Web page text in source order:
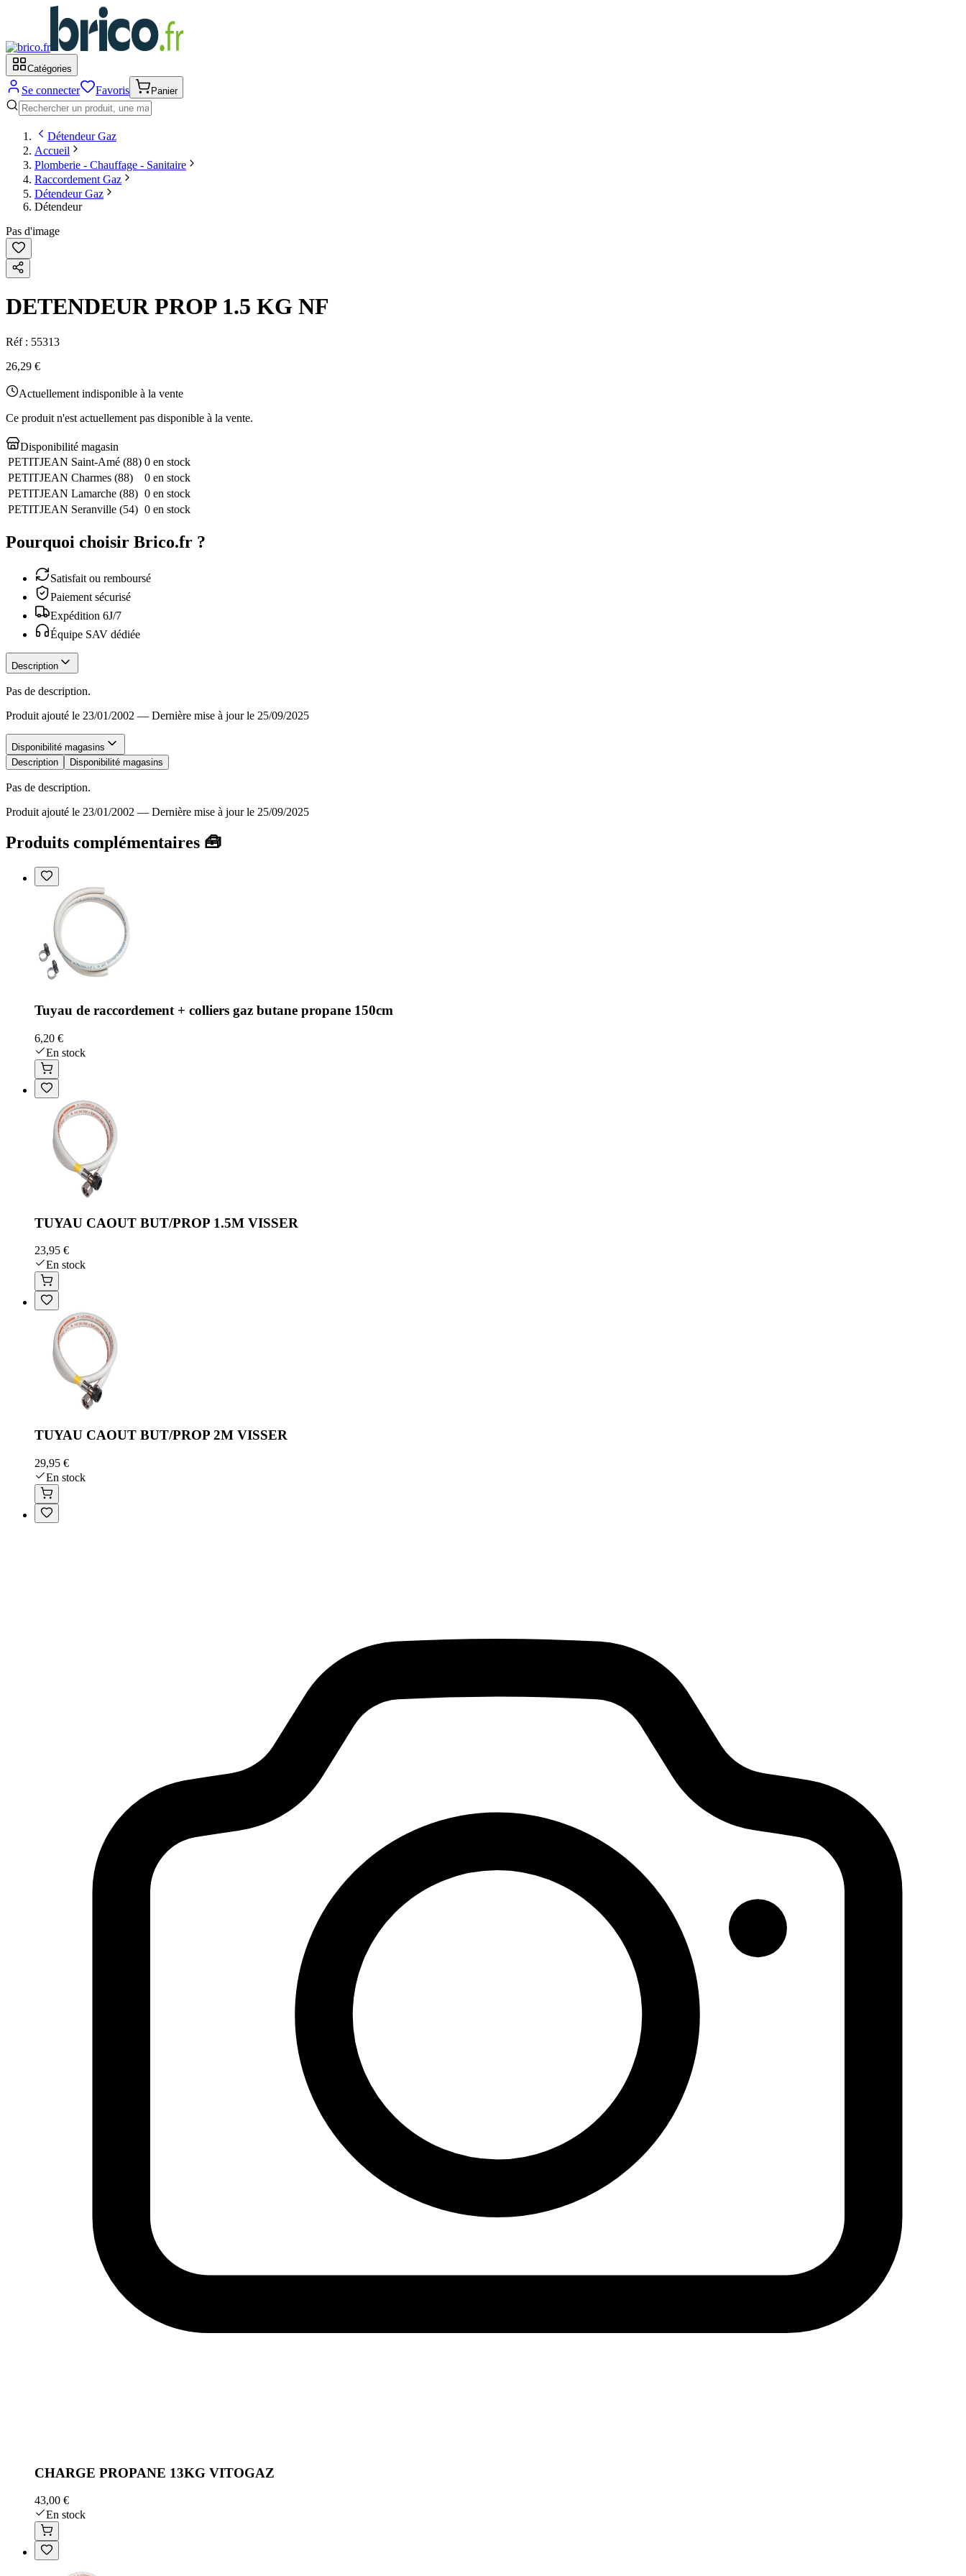
Catégories
Se connecter Favoris Panier
Détendeur Gaz
Accueil
Plomberie - Chauffage - Sanitaire
Raccordement Gaz
Détendeur Gaz
Détendeur
Pas d'image
DETENDEUR PROP 1.5 KG NF
Réf : 55313
26,29 €
Actuellement indisponible à la vente
Ce produit n'est actuellement pas disponible à la vente.
Disponibilité magasin
PETITJEAN Saint-Amé (88) 0 en stock
PETITJEAN Charmes (88)
0 en stock
PETITJEAN Lamarche (88) 0 en stock
PETITJEAN Seranville (54) 0 en stock
Pourquoi choisir Brico.fr ?
Satisfait ou remboursé
Paiement sécurisé
Expédition 6J/7
Équipe SAV dédiée
Description
Pas de description.
Produit ajouté le 23/01/2002 — Dernière mise à jour le 25/09/2025
Disponibilité magasins
Description
Disponibilité magasins
Pas de description.
Produit ajouté le 23/01/2002 — Dernière mise à jour le 25/09/2025
Produits complémentaires 🧰
Tuyau de raccordement + colliers gaz butane propane 150cm
6,20 €
En stock
TUYAU CAOUT BUT/PROP 1.5M VISSER
23,95 €
En stock
TUYAU CAOUT BUT/PROP 2M VISSER
29,95 €
En stock
CHARGE PROPANE 13KG VITOGAZ
43,00 €
En stock